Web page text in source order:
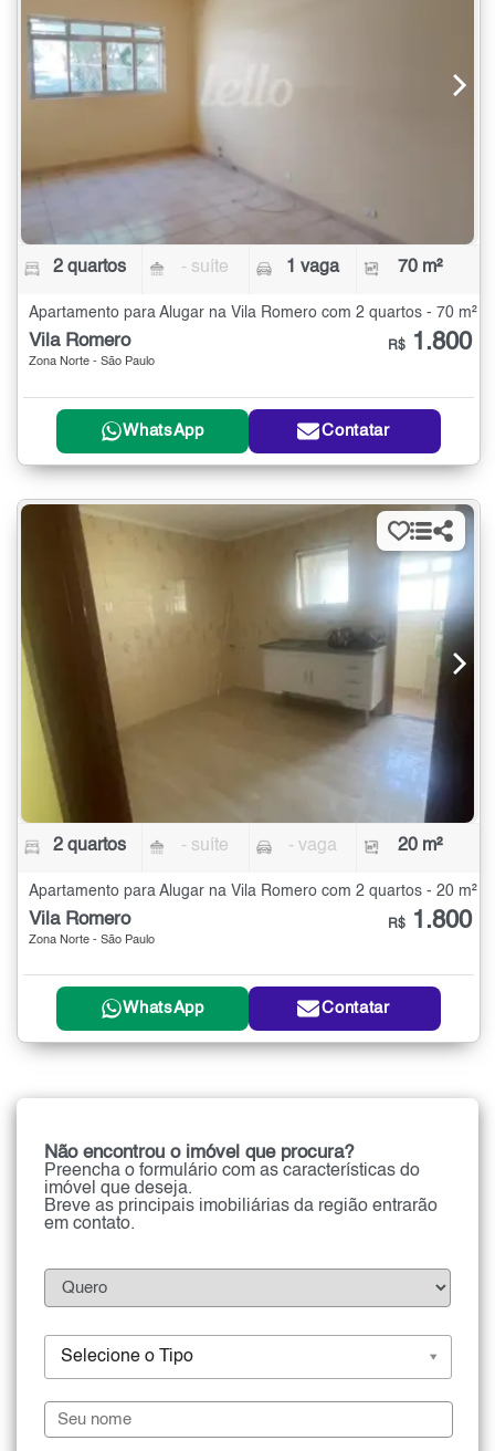
2 quartos - suíte 1 vaga 70 m²
Apartamento para Alugar na Vila Romero com 2 quartos - 70 m²
Vila Romero
Zona Norte - São Paulo
R$ 1.800
WhatsApp Contatar
2 quartos - suíte - vaga 20 m²
Apartamento para Alugar na Vila Romero com 2 quartos - 20 m²
Vila Romero
Zona Norte - São Paulo
R$ 1.800
WhatsApp Contatar
Não encontrou o imóvel que procura?
Preencha o formulário com as características do
imóvel que deseja.
Breve as principais imobiliárias da região entrarão
em contato.
Selecione o Tipo